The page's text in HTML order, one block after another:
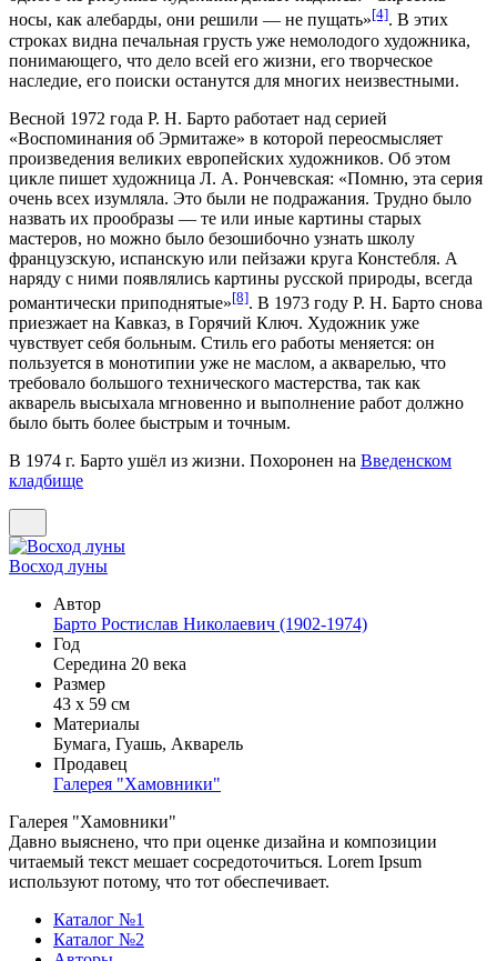
носы, как алебарды, они решили — не пущать»[4]. В этих
строках видна печальная грусть уже немолодого художника,
понимающего, что дело всей его жизни, его творческое
наследие, его поиски останутся для многих неизвестными.
Весной 1972 года Р. Н. Барто работает над серией
«Воспоминания об Эрмитаже» в которой переосмысляет
произведения великих европейских художников. Об этом
цикле пишет художница Л. А. Рончевская: «Помню, эта серия
очень всех изумляла. Это были не подражания. Трудно было
назвать их прообразы — те или иные картины старых
мастеров, но можно было безошибочно узнать школу
французскую, испанскую или пейзажи круга Констебля. А
наряду с ними появлялись картины русской природы, всегда
романтически приподнятые»[8]. В 1973 году Р. Н. Барто снова
приезжает на Кавказ, в Горячий Ключ. Художник уже
чувствует себя больным. Стиль его работы меняется: он
пользуется в монотипии уже не маслом, а акварелью, что
требовало большого технического мастерства, так как
акварель высыхала мгновенно и выполнение работ должно
было быть более быстрым и точным.
В 1974 г. Барто ушёл из жизни. Похоронен на Введенском
кладбище
Восход луны
Автор
Барто Ростислав Николаевич (1902-1974)
Год
Середина 20 века
Размер
43 х 59 см
Материалы
Бумага, Гуашь, Акварель
Продавец
Галерея "Хамовники"
Галерея "Хамовники"
Давно выяснено, что при оценке дизайна и композиции
читаемый текст мешает сосредоточиться. Lorem Ipsum
используют потому, что тот обеспечивает.
Каталог №1
Каталог №2